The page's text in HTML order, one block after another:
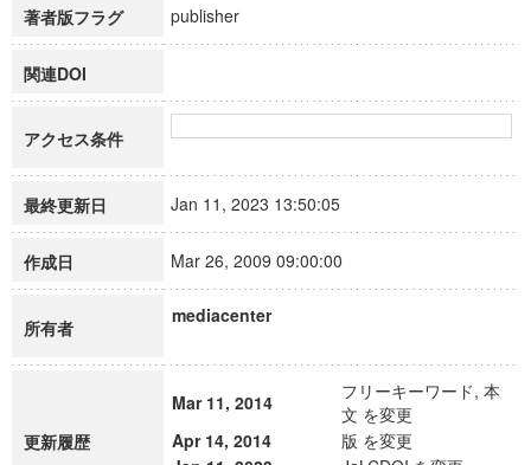
著者版フラグ publisher
関連DOI
アクセス条件
最終更新日 Jan 11, 2023 13:50:05
作成日 Mar 26, 2009 09:00:00
所有者
mediacenter
更新履歴
Mar 11, 2014
フリーキーワード, 本
文 を変更
Apr 14, 2014
版 を変更